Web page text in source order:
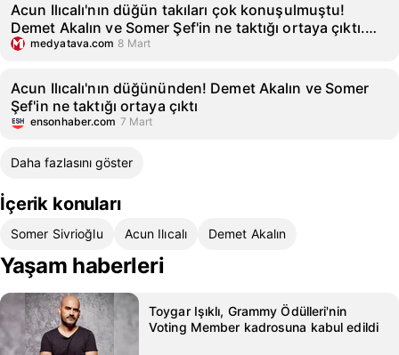
Acun Ilıcalı'nın düğün takıları çok konuşulmuştu!
Demet Akalın ve Somer Şef'in ne taktığı ortaya çıktı.
Demet Akalın yine yaptı yapacağını...
medyatava.com 8 Mart
Acun Ilıcalı'nın düğününden! Demet Akalın ve Somer
Şef'in ne taktığı ortaya çıktı
ensonhaber.com 7 Mart
Daha fazlasını göster
İçerik konuları
Somer Sivrioğlu Acun Ilıcalı Demet Akalın
Yaşam haberleri
Toygar Işıklı, Grammy Ödülleri'nin
Voting Member kadrosuna kabul edildi